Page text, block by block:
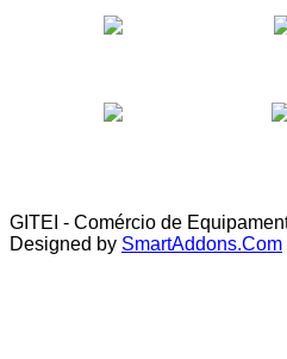
GITEI - Comércio de
Designed by SmartAddons.Com